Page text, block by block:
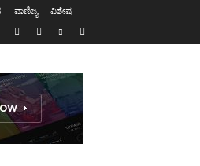
ವಾಣಿಜ್ಯ ವಿಶೇಷ